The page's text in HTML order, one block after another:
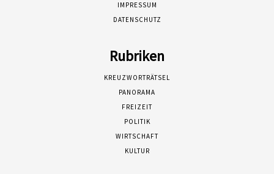
IMPRESSUM
DATENSCHUTZ
Rubriken
KREUZWORTRÄTSEL
PANORAMA
FREIZEIT
POLITIK
WIRTSCHAFT
KULTUR